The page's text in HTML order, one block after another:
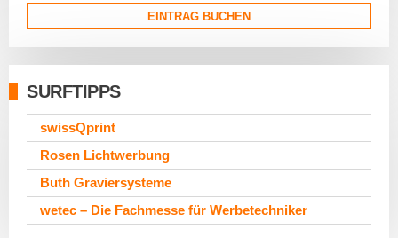
EINTRAG BUCHEN
SURFTIPPS
swissQprint
Rosen Lichtwerbung
Buth Graviersysteme
wetec – Die Fachmesse für Werbetechniker